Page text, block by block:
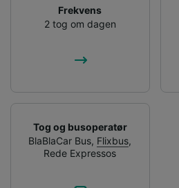
Frekvens
2 tog om dagen
Tog og busoperatør
BlaBlaCar Bus, Flixbus,
Rede Expressos